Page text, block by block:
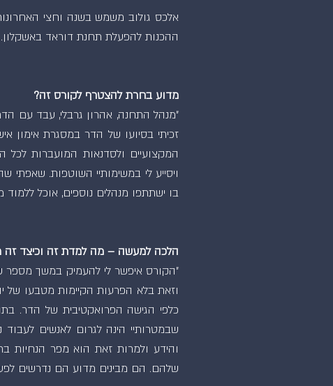
ההכנות להפעלת תחנת דוראד באשקלון.
מדוע בחרת להצטרף לקורס זה?
"מנהל התחנה, אהרון גרבלי, עבד עם
זכיתי בסיועו של הדר במסגרת אימון
המקצועיים ולסדנאות המועברות
ויסייע לי במשימותיי השוטפות.
בו ישתתפו מנהלים נוספים, אוכל ללמוד
הלכה למעשה – מה למדת זה וכיצד זה
"הקורס איפשר לי להעמיק במשך מספר
וזאת בלא הפרעות הקיימות מטבעו של
כלפי הגישה הפרואקטיבית של הדר.
שבמטרותיי הינה לגרום לאנשים
והידע ולמרות זאת הוא מפר הנחיות
שלהם. הם מבינים מדוע הם נדרשים